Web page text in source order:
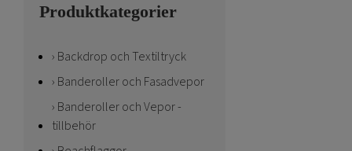
Produktkategorier
Backdrop och Textiltryck
Banderoller och Fasadvepor
Banderoller och Vepor -
tillbehör